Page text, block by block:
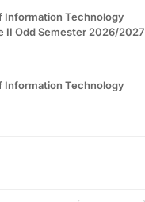
Information Technology
II Odd Semester 2026/2027
Information Technology